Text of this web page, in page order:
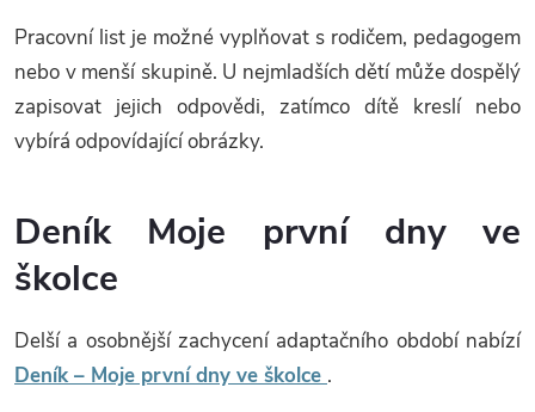
Pracovní list je možné vyplňovat s rodičem, pedagogem
nebo v menší skupině. U nejmladších dětí může dospělý
zapisovat jejich odpovědi, zatímco dítě kreslí nebo
vybírá odpovídající obrázky.
Deník Moje první dny ve
školce
Delší a osobnější zachycení adaptačního období nabízí
Deník – Moje první dny ve školce .